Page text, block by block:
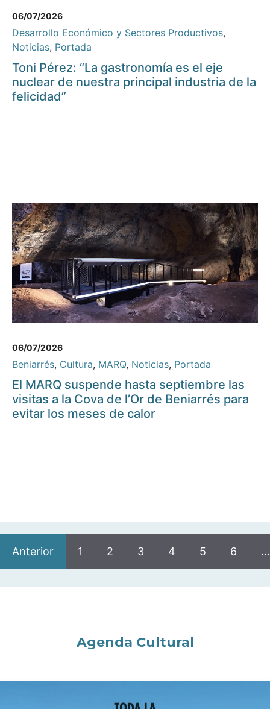
06/07/2026
Desarrollo Económico y Sectores Productivos,
Noticias, Portada
Toni Pérez: “La gastronomía es el eje
nuclear de nuestra principal industria de la
felicidad”
06/07/2026
Beniarrés, Cultura, MARQ, Noticias, Portada
El MARQ suspende hasta septiembre las
visitas a la Cova de l’Or de Beniarrés para
evitar los meses de calor
Anterior 1 2 3 4 5 6 …
Agenda Cultural